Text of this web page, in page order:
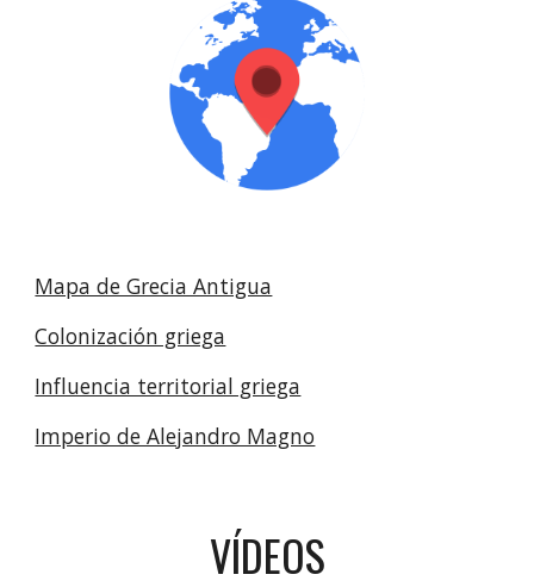
Mapa de Grecia Antigua
Colonización griega
Influencia territorial griega
Imperio de Alejandro Magno
VÍDEOS